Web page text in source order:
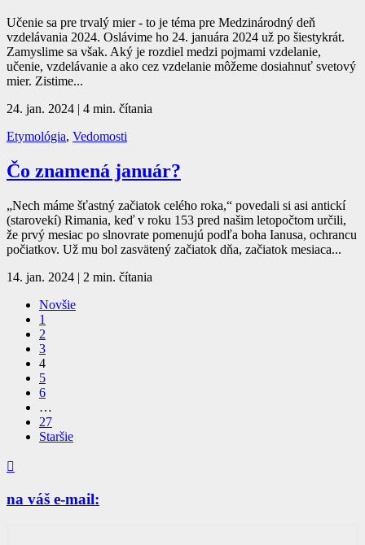
Učenie sa pre trvalý mier - to je téma pre Medzinárodný deň
vzdelávania 2024. Oslávime ho 24. januára 2024 už po šiestykrát.
Zamyslime sa však. Aký je rozdiel medzi pojmami vzdelanie,
učenie, vzdelávanie a ako cez vzdelanie môžeme dosiahnuť svetový
mier. Zistime...
24. jan. 2024 | 4 min. čítania
Etymológia, Vedomosti
Čo znamená január?
„Nech máme šťastný začiatok celého roka,“ povedali si asi antickí
(starovekí) Rimania, keď v roku 153 pred našim letopočtom určili,
že prvý mesiac po slnovrate pomenujú podľa boha Ianusa, ochrancu
počiatkov. Už mu bol zasvätený začiatok dňa, začiatok mesiaca...
14. jan. 2024 | 2 min. čítania
Novšie
1
2
3
4
5
6
…
27
Staršie

na váš e-mail: